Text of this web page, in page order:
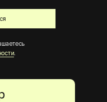
.